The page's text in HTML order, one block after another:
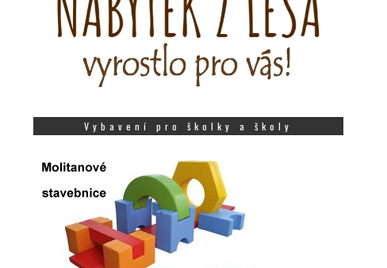
Vybavení pro školky a školy